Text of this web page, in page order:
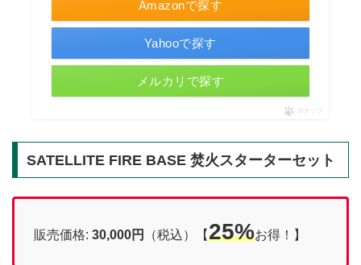
Amazonで探す
Yahooで探す
メルカリで探す
ポチップ
SATELLITE FIRE BASE 焚火スターターセット
販売価格: 30,000円 （税込）【25%お得！】